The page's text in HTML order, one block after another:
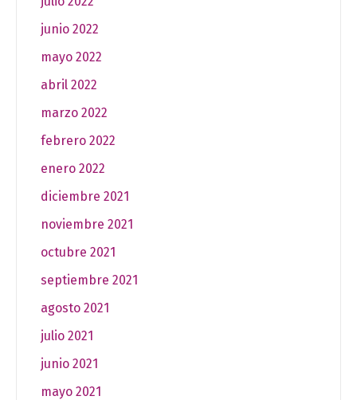
junio 2022
mayo 2022
abril 2022
marzo 2022
febrero 2022
enero 2022
diciembre 2021
noviembre 2021
octubre 2021
septiembre 2021
agosto 2021
julio 2021
junio 2021
mayo 2021